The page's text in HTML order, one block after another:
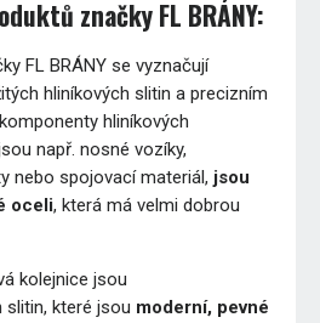
značky FL BRÁNY:
FL BRÁNY se vyznačují
hliníkových slitin a precizním
hliníkových
např. nosné vozíky,
nebo spojovací materiál, jsou
oceli, která má velmi dobrou
kolejnice jsou
slitin, které jsou moderní, pevné